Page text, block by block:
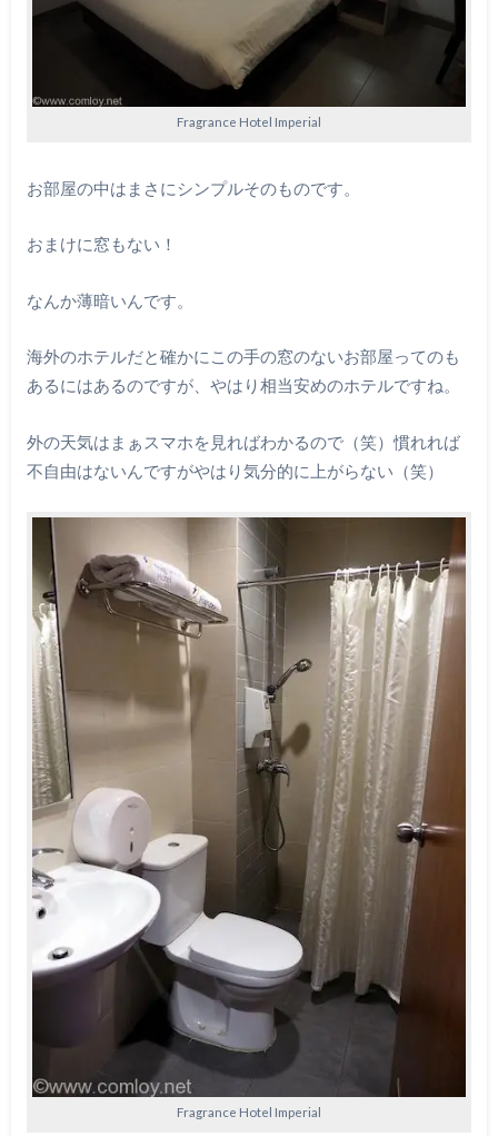
Fragrance Hotel Imperial
お部屋の中はまさにシンプルそのものです。
おまけに窓もない！
なんか薄暗いんです。
海外のホテルだと確かにこの手の窓のないお部屋ってのも
あるにはあるのですが、やはり相当安めのホテルですね。
外の天気はまぁスマホを見ればわかるので（笑）慣れれば
不自由はないんですがやはり気分的に上がらない（笑）
Fragrance Hotel Imperial